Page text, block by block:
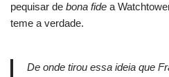
pequisar de bona fide a
teme a verdade.
De onde tirou essa ideia que